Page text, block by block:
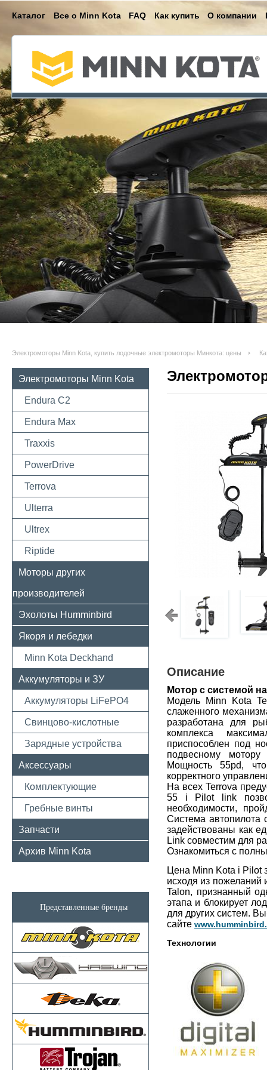
Каталог Все о Minn Kota FAQ Как купить О компании
Электромоторы Minn Kota, купить лодочные электромоторы Минкота: цены
Электромоторы Minn Kota
Endura C2
Endura Max
Traxxis
PowerDrive
Terrova
Ulterra
Ultrex
Riptide
Моторы других
производителей
Эхолоты Humminbird
Якоря и лебедки
Minn Kota Deckhand
Аккумуляторы и ЗУ
Аккумуляторы LiFePO4
Свинцово-кислотные
Зарядные устройства
Аксессуары
Комплектующие
Гребные винты
Запчасти
Архив Minn Kota
Представленные бренды
Описание
Мотор с системой
Модель Minn Kota
слаженного
разработана для
комплекса
приспособлен под
подвесному
Мощность 55pd,
корректного
На всех Terrova
55 i Pilot link
необходимости,
Система автопилота
задействованы как
Link совместим для
Ознакомиться с
Цена Minn Kota i Pilot
исходя из пожеланий
Talon, признанный
этапа и блокирует
для других систем.
сайте
Технологии